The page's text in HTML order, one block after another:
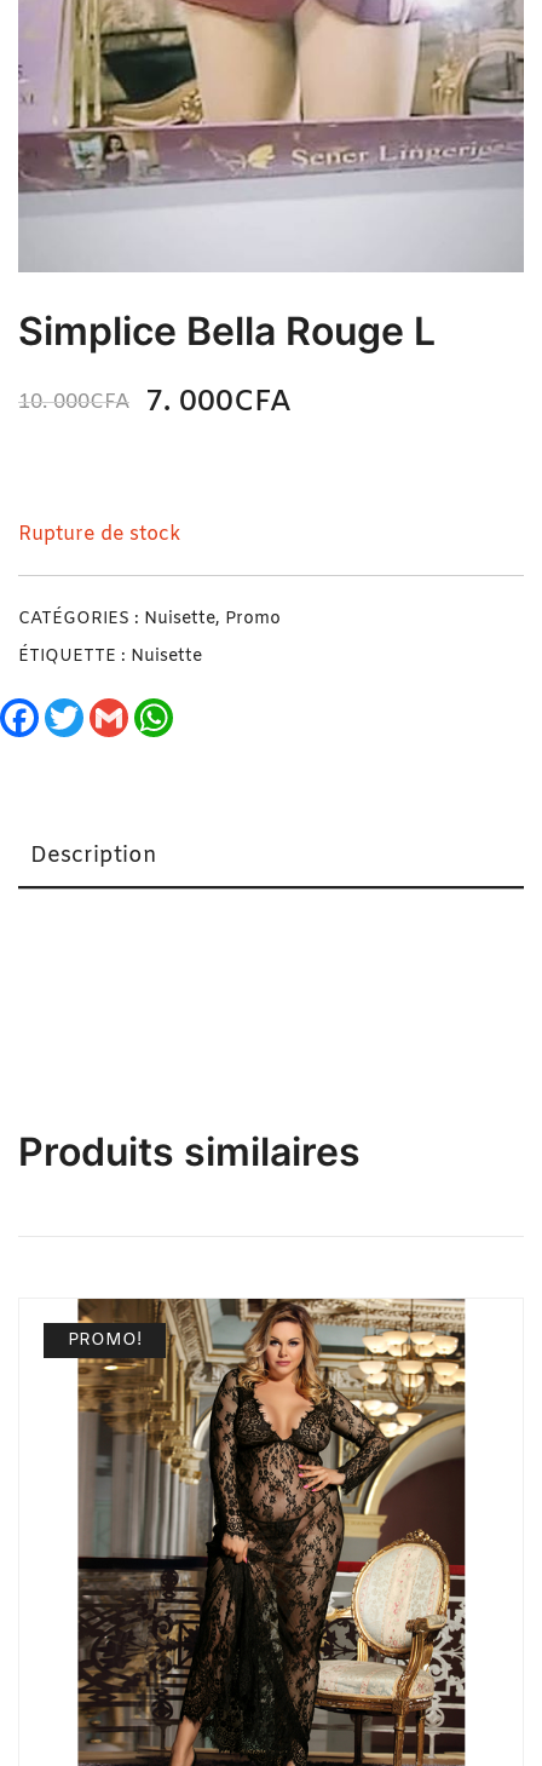
Simplice Bella Rouge L
10. 000CFA 7. 000CFA
Rupture de stock
CATÉGORIES : Nuisette, Promo
ÉTIQUETTE : Nuisette
Facebook
TwitterGmail
Description
Produits similaires
PROMO!